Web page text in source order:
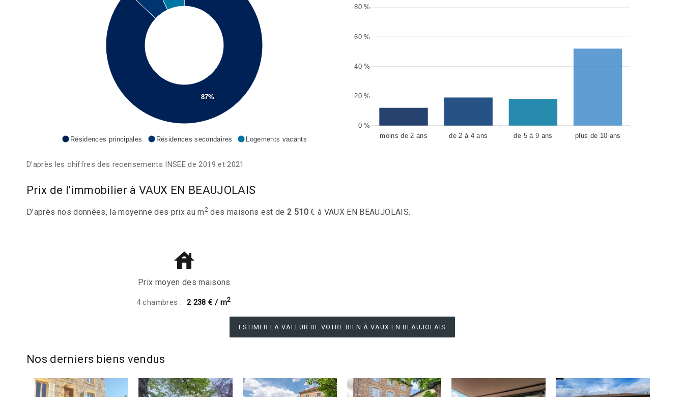
87%
Résidences principales Résidences secondaires Logements vacants
80 %
60 %
40 %
20 %
0 %
moins de 2 ans
de 2 à 4 ans de 5 à 9 ans plus de 10 ans
D'après les chiffres des recensements INSEE de 2019 et 2021.
Prix de l'immobilier à VAUX EN BEAUJOLAIS
D'après nos données, la moyenne des prix au m2 des maisons est de2 510€ à VAUX EN BEAUJOLAIS.
Prix moyen des maisons
4 chambres : 2 238 € / m2
ESTIMER LA VALEUR DE VOTRE BIEN À VAUX EN BEAUJOLAIS
Nos derniers biens vendus